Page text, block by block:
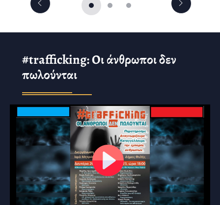
#trafficking: Οι άνθρωποι δεν
πωλούνται